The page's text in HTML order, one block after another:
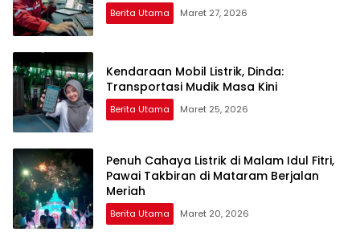
Berita Utama Maret 27, 2026
Kendaraan Mobil Listrik, Dinda:
Transportasi Mudik Masa Kini
Berita Utama Maret 25, 2026
Penuh Cahaya Listrik di Malam Idul Fitri,
Pawai Takbiran di Mataram Berjalan
Meriah
Berita Utama Maret 20, 2026